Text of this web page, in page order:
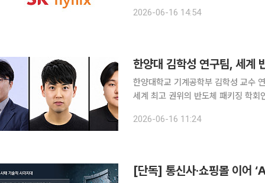
2026-06-16 14:54
한양대 김학성 연구팀, 세계
한양대학교 기계공학부 김학성 교수
세계 최고 권위의 반도체 패키징 학회인
(ECTC) 2026’에서 우수 학생상 2건
2026-06-16 11:24